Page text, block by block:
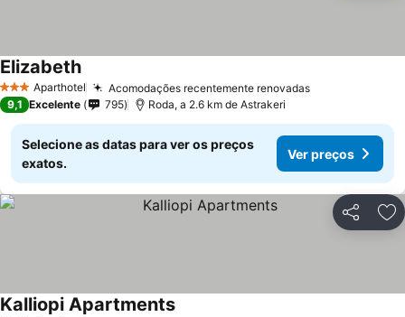
3 EstrelasAparthotel Acomodações recentemente renovadasVer preços
ElizabethVer preços
9,1 Excelente 795 Roda, a 2.6 km de Astrakeri
Selecione as datas para ver os preços
exatos.
Ver preços
Partilhar
Kalliopi Apartments